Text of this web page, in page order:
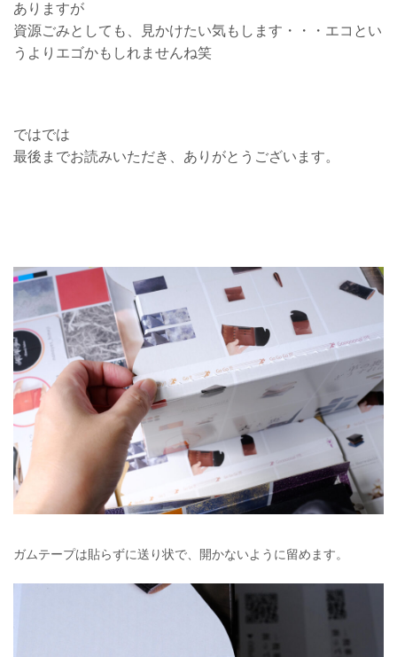
ありますが
資源ごみとしても、見かけたい気もします・・・エコとい
うよりエゴかもしれませんね笑
ではでは
最後までお読みいただき、ありがとうございます。
ガムテープは貼らずに送り状で、開かないように留めます。